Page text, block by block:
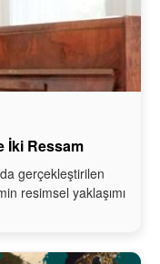
İki Ressam
gerçekleştirilen
resimsel yaklaşımı